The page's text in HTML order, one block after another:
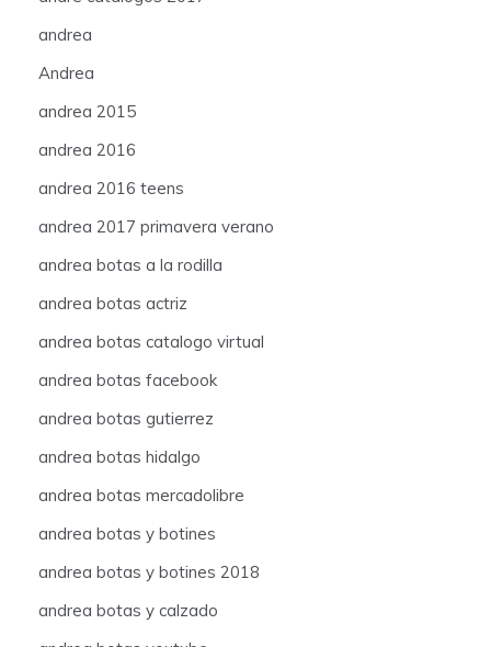
andrea
Andrea
andrea 2015
andrea 2016
andrea 2016 teens
andrea 2017 primavera verano
andrea botas a la rodilla
andrea botas actriz
andrea botas catalogo virtual
andrea botas facebook
andrea botas gutierrez
andrea botas hidalgo
andrea botas mercadolibre
andrea botas y botines
andrea botas y botines 2018
andrea botas y calzado